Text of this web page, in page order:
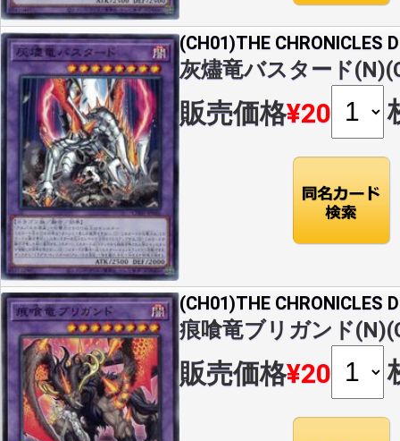
(CH01)THE CHRONICLES
灰燼竜バスタード
販売価格¥20
(CH01)THE CHRONICLES
痕喰竜ブリガンド
販売価格¥20